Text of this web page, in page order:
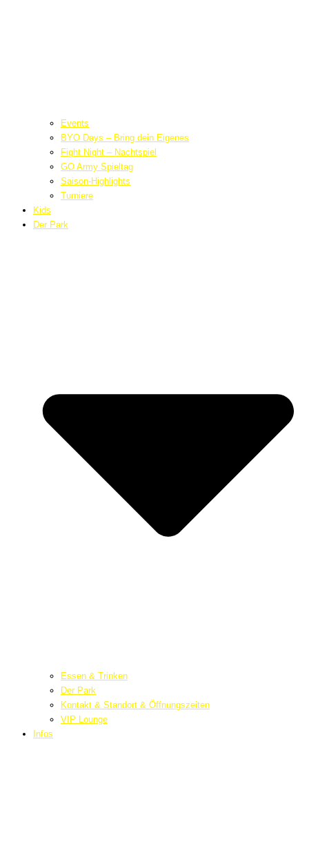
Events
BYO Days – Bring dein Eigenes
Fight Night – Nachtspiel
GO Army Spieltag
Saison-Highlights
Turniere
Kids
Der Park
Essen & Trinken
Der Park
Kontakt & Standort & Öffnungszeiten
VIP Lounge
Infos